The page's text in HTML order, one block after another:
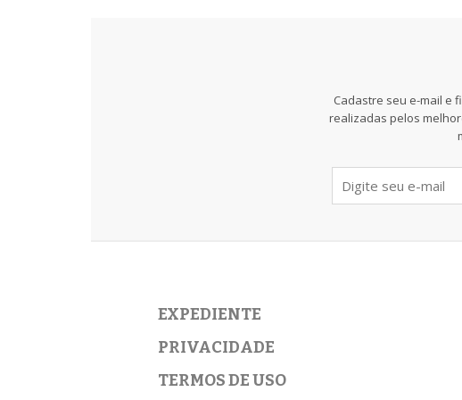
Cadastre seu e-mail e
realizadas pelos
EXPEDIENTE
PRIVACIDADE
TERMOS DE USO